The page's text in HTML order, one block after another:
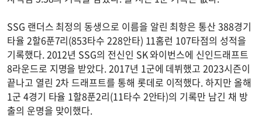
SSG 랜더스 최정의 동생으로 이름을 알린 최항은 통산 388경기
타율 2할6푼7리(853타수 228안타) 11홈런 107타점의 성적을
기록했다. 2012년 SSG의 전신인 SK 와이번스에 신인드래프트
8라운드로 지명을 받았다. 2017년 1군에 데뷔했고 2023시즌이
끝나고 열린 2차 드래프트를 통해 롯데로 이적했다. 하지만 올해
1군 4경기 타율 1할8푼2리(11타수 2안타)의 기록만 남긴 채 방
출의 운명을 맞이했다.